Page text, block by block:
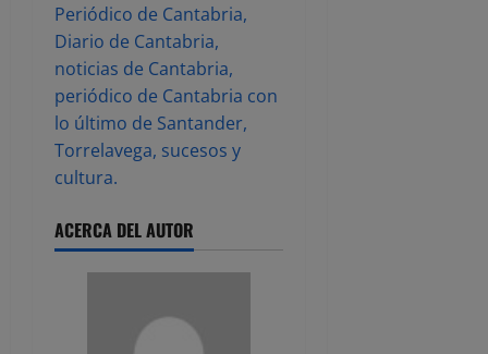
Periódico de Cantabria,
Diario de Cantabria,
noticias de Cantabria,
periódico de Cantabria con
lo último de Santander,
Torrelavega, sucesos y
cultura.
ACERCA DEL AUTOR